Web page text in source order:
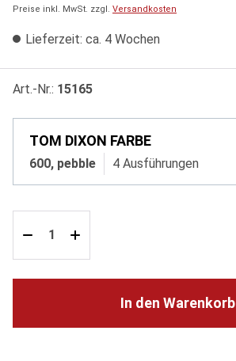
Preise inkl. MwSt. zzgl. Versandkosten
Lieferzeit: ca. 4 Wochen
Art.-Nr.: 15165
TOM DIXON FARBE
600, pebble 4 Ausführungen
In den Warenkorb